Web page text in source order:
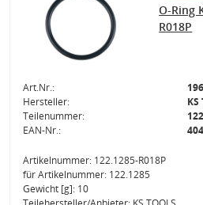
O-Ring
R018P
Art.Nr.:
Hersteller:
KS
Teilenummer:
EAN-Nr.:
Artikelnummer: 122.1285-R018P
für Artikelnummer: 122.1285
Gewicht [g]: 10